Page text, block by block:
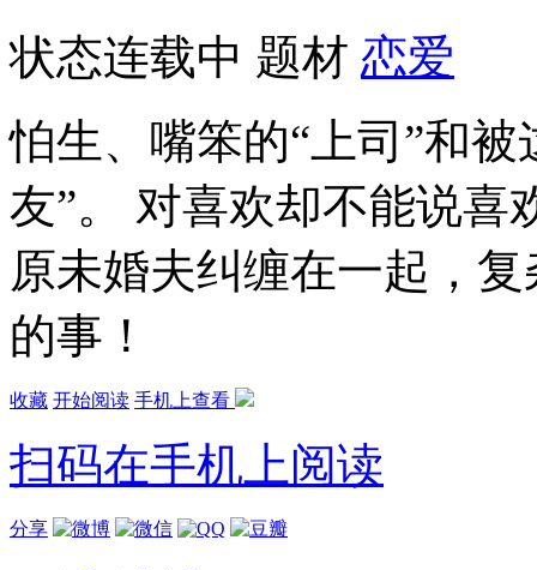
状态连载中 题材 恋爱
怕生、嘴笨的“上司”和
友”。 对喜欢却不能说喜
原未婚夫纠缠在一起，
的事！
收藏 开始阅读 手机上查看
扫码在手机上阅读
分享